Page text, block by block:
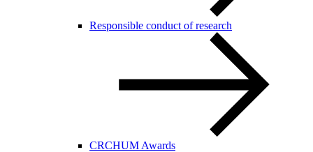
Responsible conduct of research
CRCHUM Awards